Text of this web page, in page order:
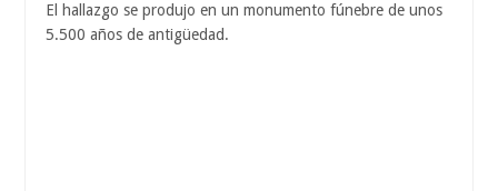
El hallazgo se produjo en un monumento fúnebre de unos
5.500 años de antigüedad.